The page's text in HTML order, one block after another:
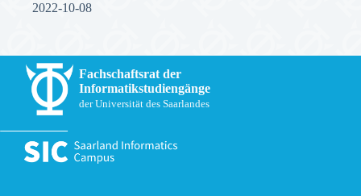
2022-10-08
Fachschaftsrat der
Informatikstudiengänge
der Universität des Saarlandes